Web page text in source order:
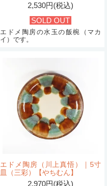
2,530円(税込)
SOLD OUT
エドメ陶房の水玉の飯椀（マカ
イ）です。
エドメ陶房（川上真悟）｜5寸
皿（三彩）【やちむん】
2,970円(税込)